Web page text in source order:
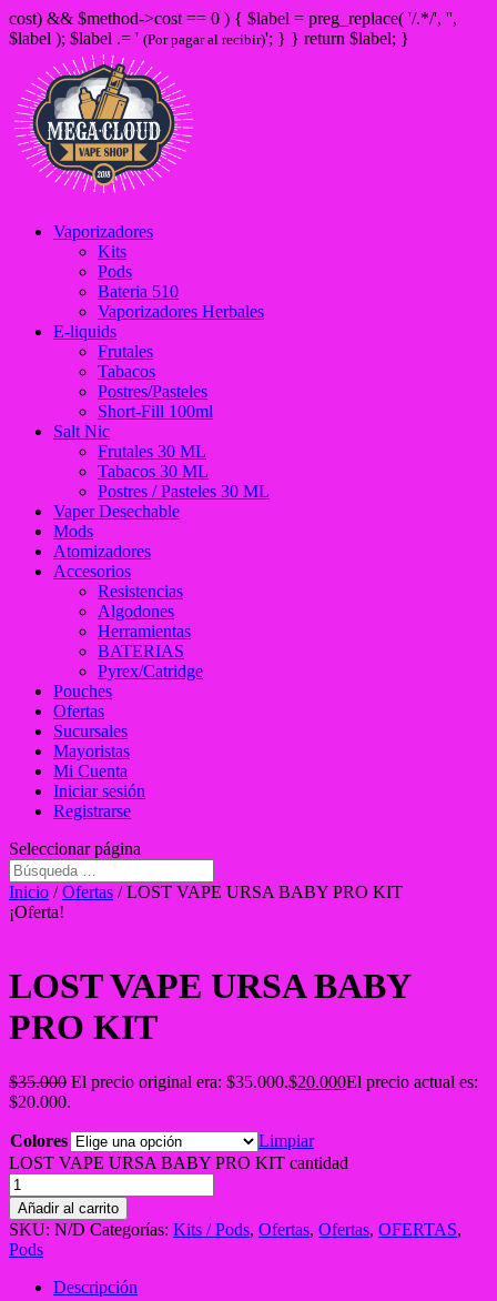
cost) && $method->cost == 0 ) { $label = preg_replace( '/.*/', '',
$label ); $label .= ' (Por pagar al recibir)'; } } return $label; }
Vaporizadores
Kits
Pods
Bateria 510
Vaporizadores Herbales
E-liquids
Frutales
Tabacos
Postres/Pasteles
Short-Fill 100ml
Salt Nic
Frutales 30 ML
Tabacos 30 ML
Postres / Pasteles 30 ML
Vaper Desechable
Mods
Atomizadores
Accesorios
Resistencias
Algodones
Herramientas
BATERIAS
Pyrex/Catridge
Pouches
Ofertas
Sucursales
Mayoristas
Mi Cuenta
Iniciar sesión
Registrarse
Seleccionar página
Inicio /Ofertas / LOST VAPE URSA BABY PRO KIT
¡Oferta!
LOST VAPE URSA BABY
PRO KIT
$35.000 El precio original era: $35.000.$20.000El precio actual es:
$20.000.
Colores
Limpiar
LOST VAPE URSA BABY PRO KIT cantidad
Añadir al carrito
SKU: N/D Categorías: Kits / Pods, Ofertas, Ofertas, OFERTAS,
Pods
Descripción